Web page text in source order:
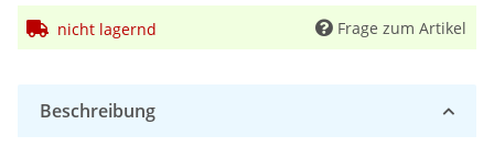
nicht lagernd Frage zum Artikel
Beschreibung